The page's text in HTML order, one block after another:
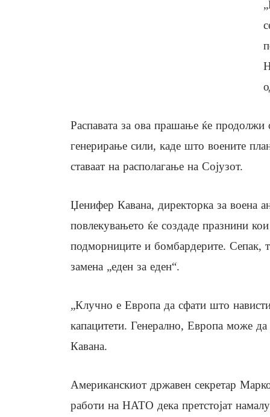
Распавата за ова прашање ќе
генерирање сили, каде што воените
ставаат на располагање на Сојузот.
Џенифер Кавана, директорка за воена
повлекувањето ќе создаде празнини
подморниците и бомбардерите. Сепак,
замена „еден за еден“.
„Клучно е Европа да сфати што
капацитети. Генерално, Европа може
Кавана.
Американскиот државен секретар
работи на НАТО дека претстојат